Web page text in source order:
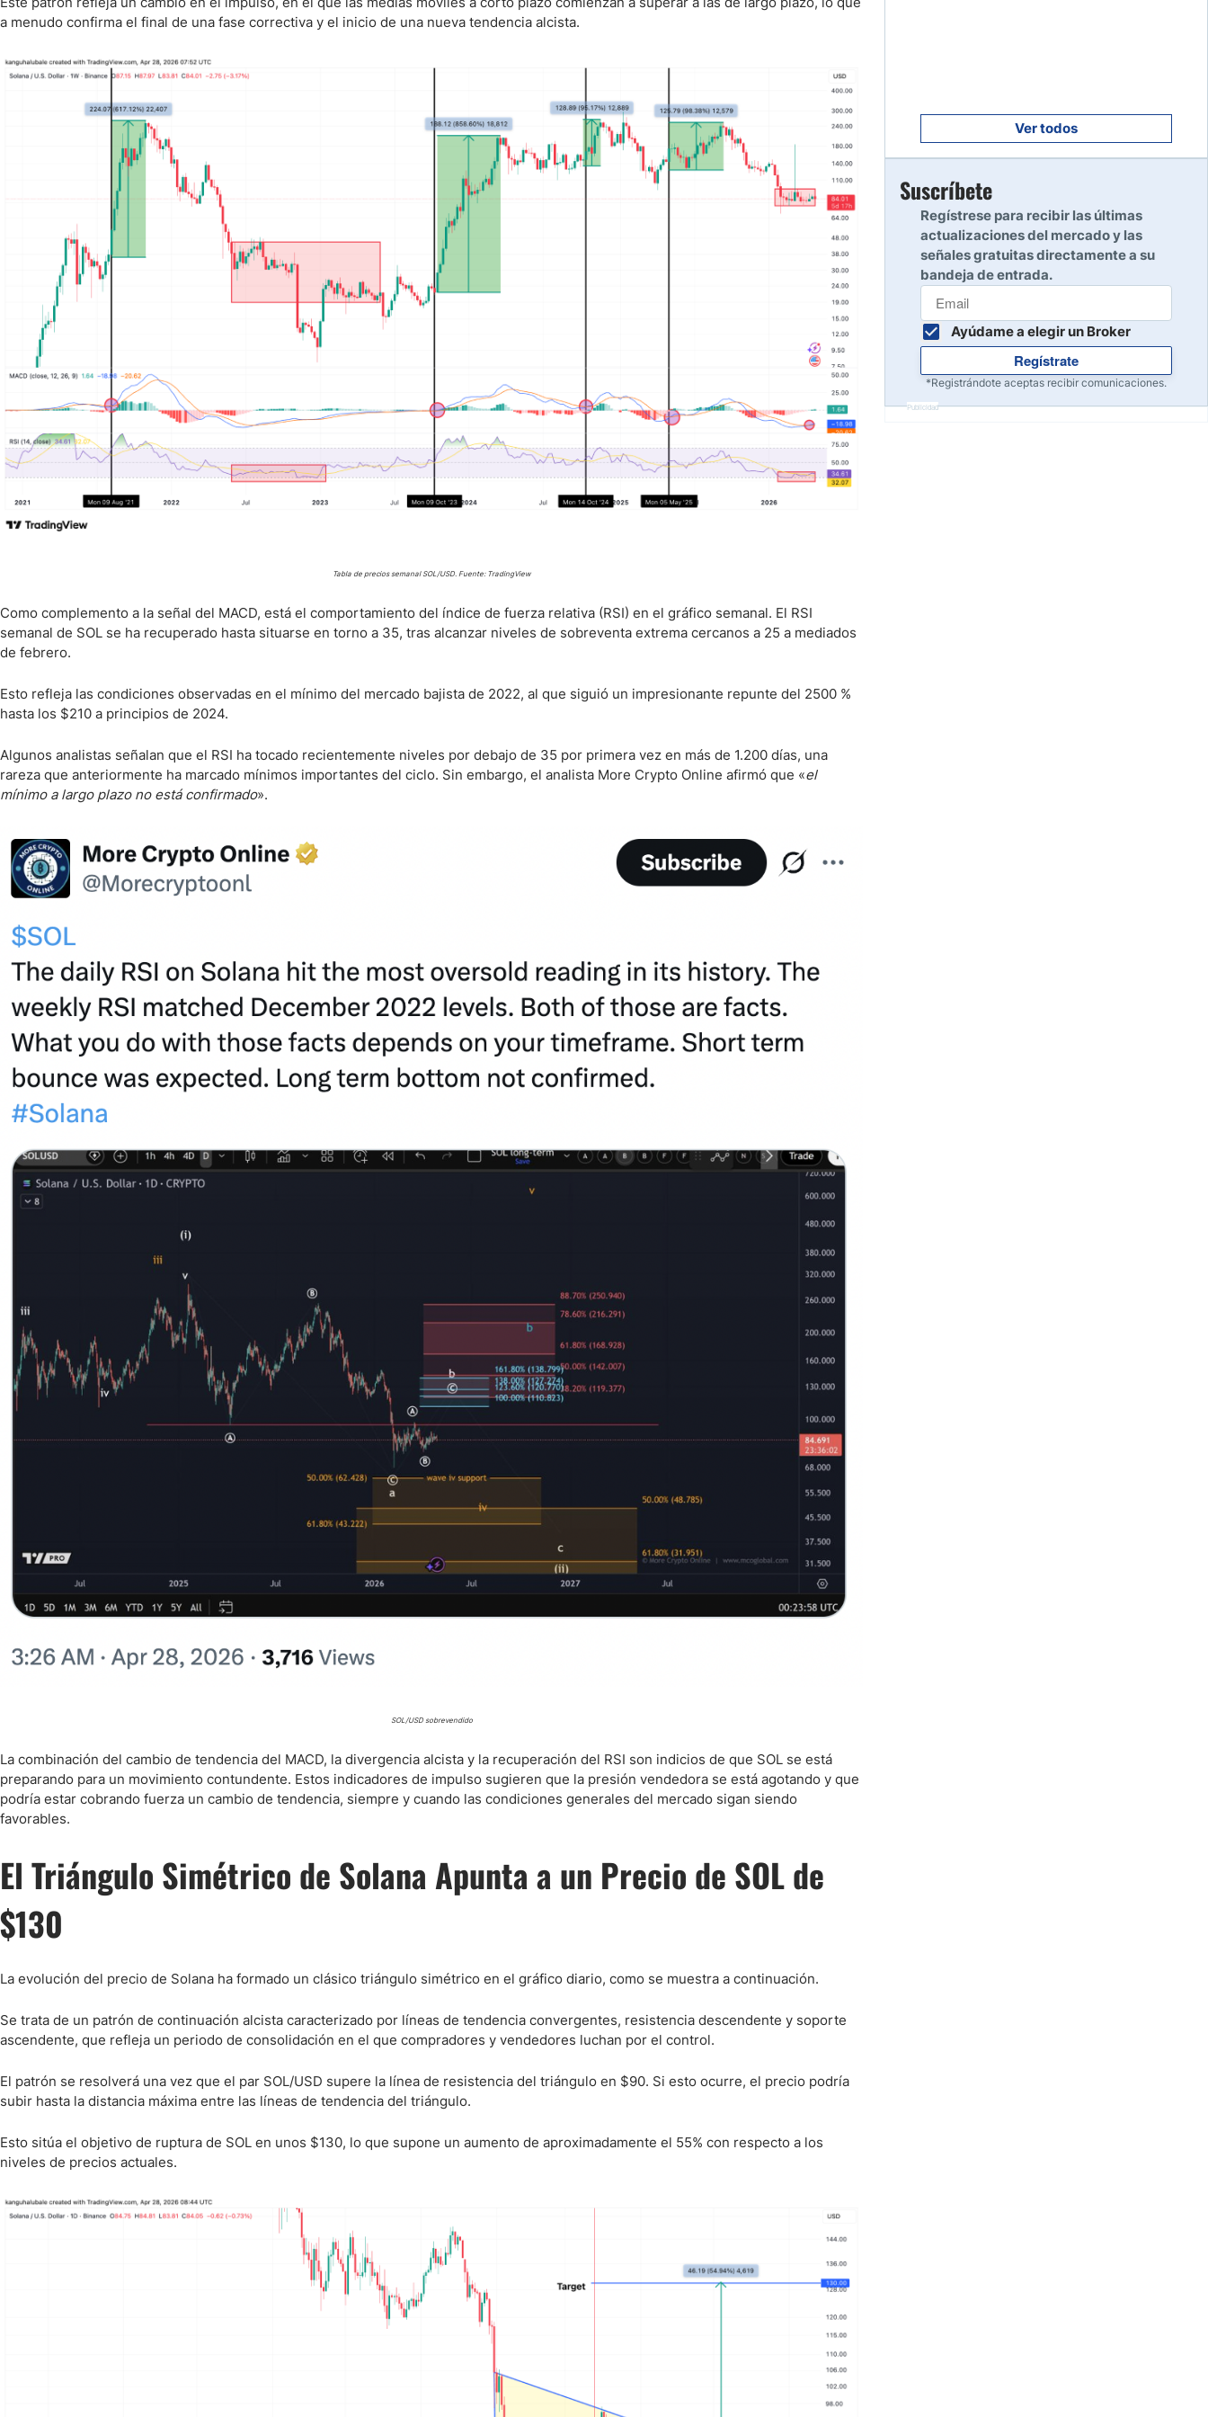
a menudo confirma el final de una fase correctiva y el inicio de una nueva tendencia alcista.
Tabla de precios semanal SOL/USD. Fuente: TradingView
Como complemento a la señal del MACD, está el comportamiento del índice de fuerza relativa (RSI) en el gráfico semanal. El RSI
semanal de SOL se ha recuperado hasta situarse en torno a 35, tras alcanzar niveles de sobreventa extrema cercanos a 25 a mediados
de febrero.
Esto refleja las condiciones observadas en el mínimo del mercado bajista de 2022, al que siguió un impresionante repunte del 2500 %
hasta los $210 a principios de 2024.
Algunos analistas señalan que el RSI ha tocado recientemente niveles por debajo de 35 por primera vez en más de 1.200 días, una
rareza que anteriormente ha marcado mínimos importantes del ciclo. Sin embargo, el analista More Crypto Online afirmó que «el
mínimo a largo plazo no está confirmado».
SOL/USD sobrevendido
La combinación del cambio de tendencia del MACD, la divergencia alcista y la recuperación del RSI son indicios de que SOL se está
preparando para un movimiento contundente. Estos indicadores de impulso sugieren que la presión vendedora se está agotando y que
podría estar cobrando fuerza un cambio de tendencia, siempre y cuando las condiciones generales del mercado sigan siendo
favorables.
El Triángulo Simétrico de Solana Apunta a un Precio de SOL de
$130
La evolución del precio de Solana ha formado un clásico triángulo simétrico en el gráfico diario, como se muestra a continuación.
Se trata de un patrón de continuación alcista caracterizado por líneas de tendencia convergentes, resistencia descendente y soporte
ascendente, que refleja un periodo de consolidación en el que compradores y vendedores luchan por el control.
El patrón se resolverá una vez que el par SOL/USD supere la línea de resistencia del triángulo en $90. Si esto ocurre, el precio podría
subir hasta la distancia máxima entre las líneas de tendencia del triángulo.
Esto sitúa el objetivo de ruptura de SOL en unos $130, lo que supone un aumento de aproximadamente el 55% con respecto a los
niveles de precios actuales.
Leer reseña
10
Ver todos
Suscríbete
Regístrese para recibir las últimas
actualizaciones del mercado y las
señales gratuitas directamente a su
bandeja de entrada.
Ayúdame a elegir un Broker
Regístrate
*Registrándote aceptas recibir comunicaciones.
Publicidad